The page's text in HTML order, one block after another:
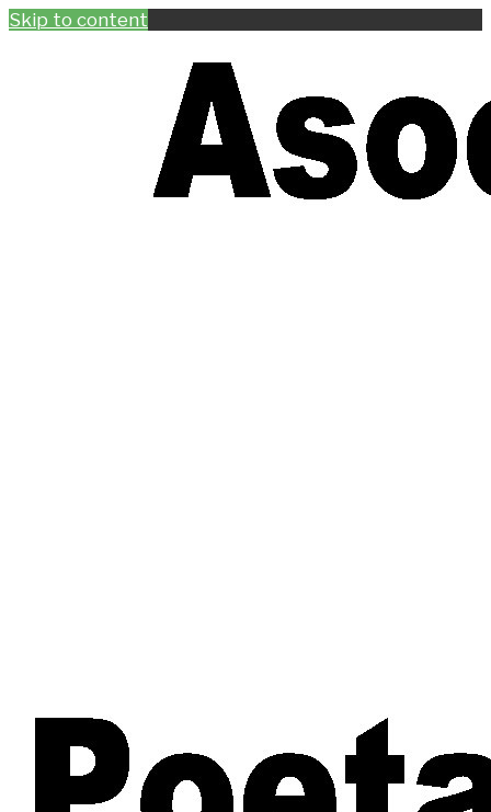
Skip to content